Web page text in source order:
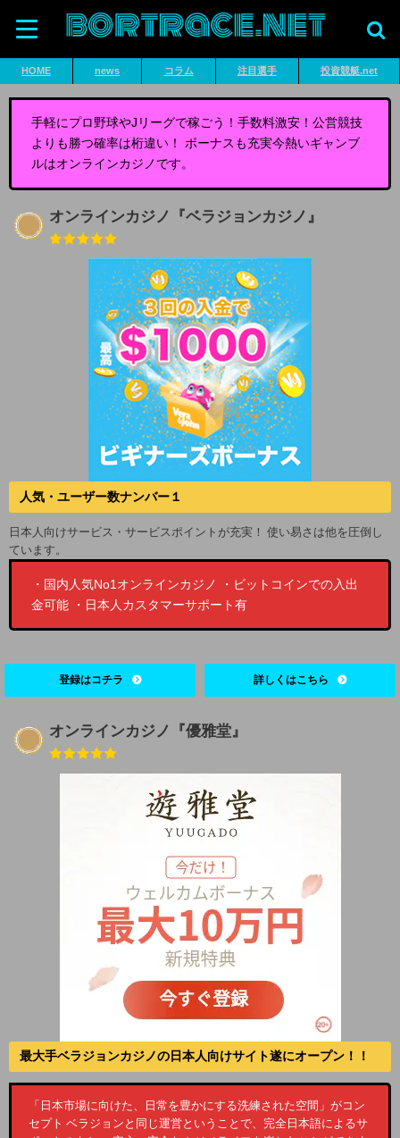
HOME news コラム 注目選手 投資競艇.net
手軽にプロ野球やJリーグで稼ごう！手数料激安！公営競技
よりも勝つ確率は桁違い！ ボーナスも充実今熱いギャンブ
ルはオンラインカジノです。
オンラインカジノ『ベラジョンカジノ』
人気・ユーザー数ナンバー１
日本人向けサービス・サービスポイントが充実！ 使い易さは他を圧倒し
ています。
・国内人気No1オンラインカジノ ・ビットコインでの入出
金可能 ・日本人カスタマーサポート有
登録はコチラ 詳しくはこちら
オンラインカジノ『優雅堂』
最大手ベラジョンカジノの日本人向けサイト遂にオープン！！
「日本市場に向けた、日常を豊かにする洗練された空間」がコン
セプト ベラジョンと同じ運営ということで、完全日本語によるサ